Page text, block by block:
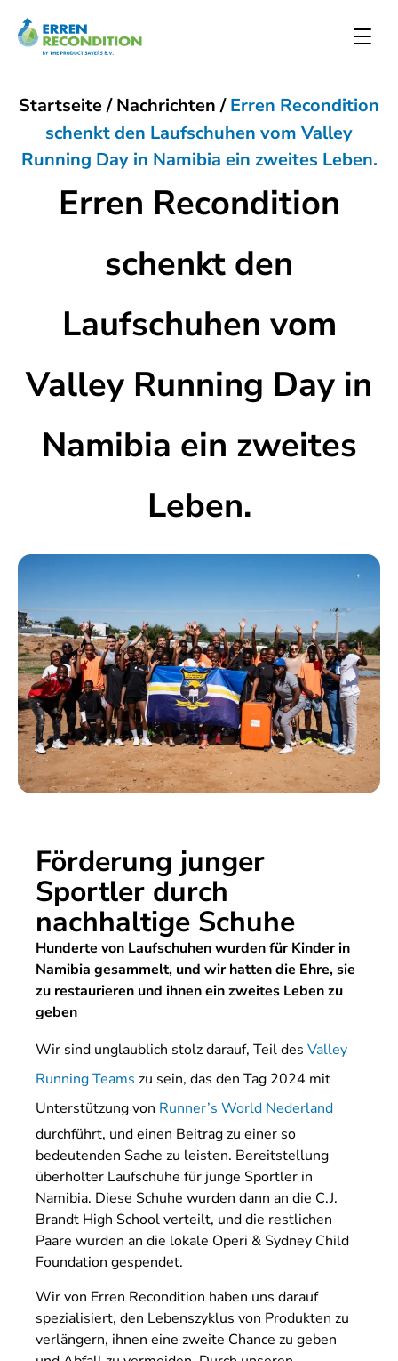
Startseite/Nachrichten/Erren Recondition
schenkt den Laufschuhen vom Valley
Running Day in Namibia ein zweites Leben.
Erren Recondition
schenkt den
Laufschuhen vom
Valley Running Day in
Namibia ein zweites
Leben.
Förderung junger
Sportler durch
nachhaltige Schuhe
Hunderte von Laufschuhen wurden für Kinder in
Namibia gesammelt, und wir hatten die Ehre, sie
zu restaurieren und ihnen ein zweites Leben zu
geben
Wir sind unglaublich stolz darauf, Teil des Valley
Running Teams zu sein, das den Tag 2024 mit
Unterstützung von Runner’s World Nederland
durchführt, und einen Beitrag zu einer so
bedeutenden Sache zu leisten. Bereitstellung
überholter Laufschuhe für junge Sportler in
Namibia. Diese Schuhe wurden dann an die C.J.
Brandt High School verteilt, und die restlichen
Paare wurden an die lokale Operi & Sydney Child
Foundation gespendet.
Wir von Erren Recondition haben uns darauf
spezialisiert, den Lebenszyklus von Produkten zu
verlängern, ihnen eine zweite Chance zu geben